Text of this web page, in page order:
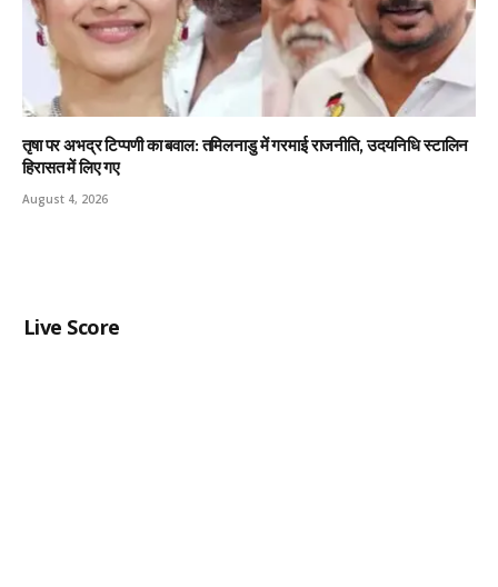
तृषा पर अभद्र टिप्पणी का बवाल: तमिलनाडु में गरमाई राजनीति, उदयनिधि स्टालिन
हिरासत में लिए गए
August 4, 2026
Live Score